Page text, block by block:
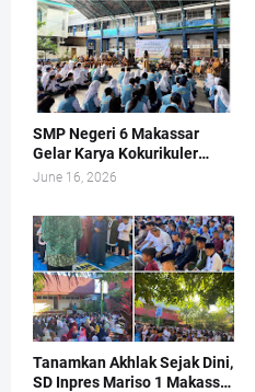
SMP Negeri 6 Makassar
Gelar Karya Kokurikuler
Bertema Pengelolaan
Adiwiyata
June 16, 2026
Tanamkan Akhlak Sejak Dini,
SD Inpres Mariso 1 Makassar